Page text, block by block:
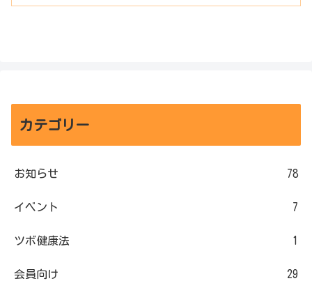
カテゴリー
お知らせ 78
イベント 7
ツボ健康法 1
会員向け 29